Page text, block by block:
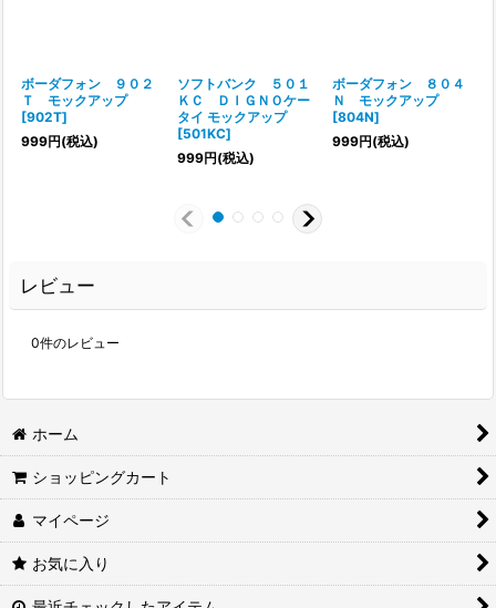
ボーダフォン ９０２
Ｔ モックアップ
[902T]
999円(税込)
ソフトバンク ５０１
ＫＣ ＤＩＧＮＯケー
タイ モックアップ
[501KC]
999円(税込)
ボーダフォン ８０４
Ｎ モックアップ
[804N]
999円(税込)
レビュー
0件のレビュー
ホーム
ショッピングカート
マイページ
お気に入り